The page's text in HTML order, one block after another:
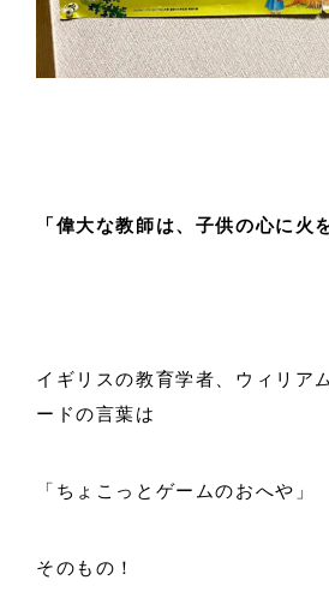
「偉大な教師は、子供の心に火
イギリスの教育学者、ウィリア
ードの言葉は
「ちょこっとゲームのおへや」
そのもの！